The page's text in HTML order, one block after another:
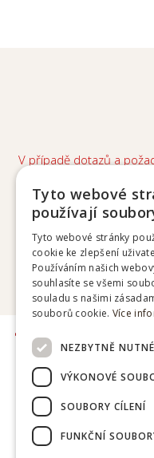
V případě dotazů a
|
Tyto webové
používají
Tyto webové stránky
cookie ke zlepšení
Používáním našich
souhlasíte se všemi
souladu s našimi
souborů cookie. Více
NEZBYTNĚ
VÝKONOVÉ
SOUBORY CÍLENÍ
FUNKČNÍ